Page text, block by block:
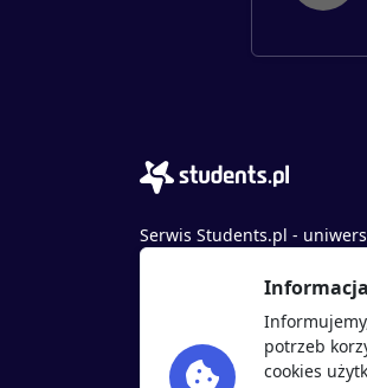
Serwis Students.pl -
© 2026 - Wszelkie prawa
ul. Sybiraków 54, 37-700
+48 518 637 436
NIP: 9452235137
potrzeb
cookies